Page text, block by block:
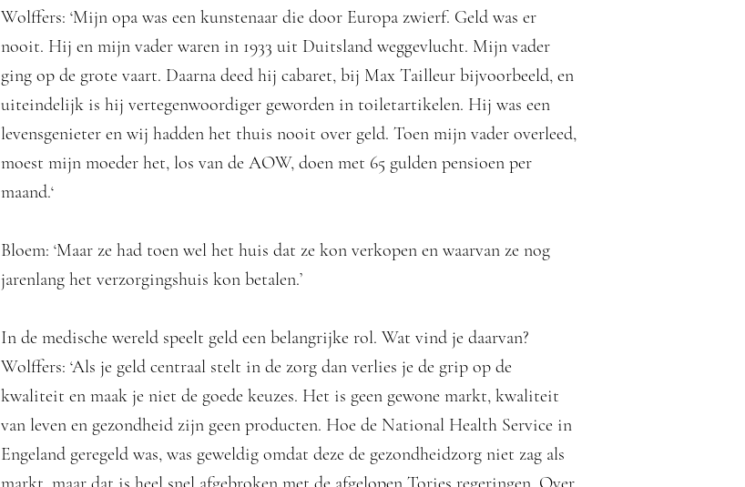
Wolffers: ‘Mijn opa was een kunstenaar die door Europa zwierf. Geld was er
nooit. Hij en mijn vader waren in 1933 uit Duitsland weggevlucht. Mijn vader
ging op de grote vaart. Daarna deed hij cabaret, bij Max Tailleur bijvoorbeeld, en
uiteindelijk is hij vertegenwoordiger geworden in toiletartikelen. Hij was een
levensgenieter en wij hadden het thuis nooit over geld. Toen mijn vader overleed,
moest mijn moeder het, los van de AOW, doen met 65 gulden pensioen per
maand.‘
Bloem: ‘Maar ze had toen wel het huis dat ze kon verkopen en waarvan ze nog
jarenlang het verzorgingshuis kon betalen.’
In de medische wereld speelt geld een belangrijke rol. Wat vind je daarvan?
Wolffers: ‘Als je geld centraal stelt in de zorg dan verlies je de grip op de
kwaliteit en maak je niet de goede keuzes. Het is geen gewone markt, kwaliteit
van leven en gezondheid zijn geen producten. Hoe de National Health Service in
Engeland geregeld was, was geweldig omdat deze de gezondheidzorg niet zag als